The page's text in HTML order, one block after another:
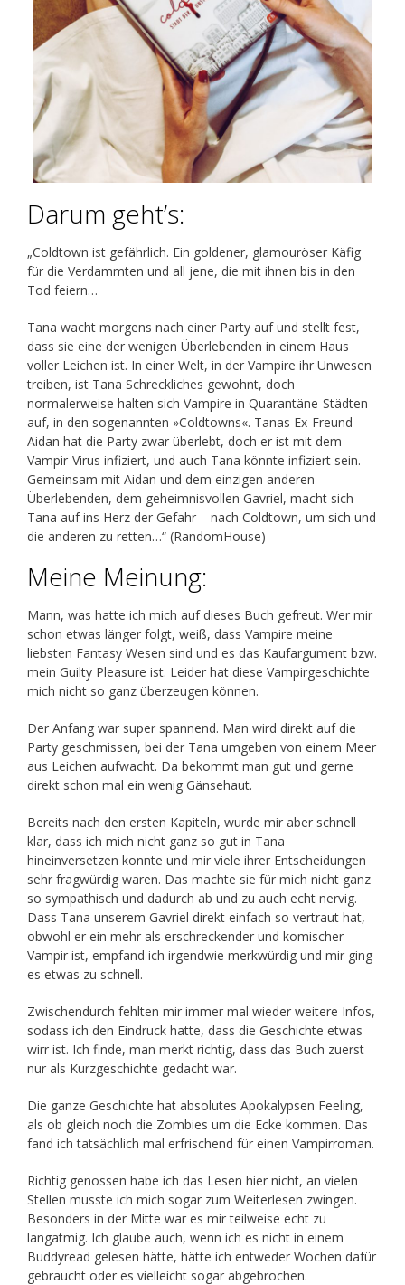
Darum geht’s:
„Coldtown ist gefährlich. Ein goldener, glamouröser Käfig
für die Verdammten und all jene, die mit ihnen bis in den
Tod feiern…
Tana wacht morgens nach einer Party auf und stellt fest,
dass sie eine der wenigen Überlebenden in einem Haus
voller Leichen ist. In einer Welt, in der Vampire ihr Unwesen
treiben, ist Tana Schreckliches gewohnt, doch
normalerweise halten sich Vampire in Quarantäne-Städten
auf, in den sogenannten »Coldtowns«. Tanas Ex-Freund
Aidan hat die Party zwar überlebt, doch er ist mit dem
Vampir-Virus infiziert, und auch Tana könnte infiziert sein.
Gemeinsam mit Aidan und dem einzigen anderen
Überlebenden, dem geheimnisvollen Gavriel, macht sich
Tana auf ins Herz der Gefahr – nach Coldtown, um sich und
die anderen zu retten…“ (RandomHouse)
Meine Meinung:
Mann, was hatte ich mich auf dieses Buch gefreut. Wer mir
schon etwas länger folgt, weiß, dass Vampire meine
liebsten Fantasy Wesen sind und es das Kaufargument bzw.
mein Guilty Pleasure ist. Leider hat diese Vampirgeschichte
mich nicht so ganz überzeugen können.
Der Anfang war super spannend. Man wird direkt auf die
Party geschmissen, bei der Tana umgeben von einem Meer
aus Leichen aufwacht. Da bekommt man gut und gerne
direkt schon mal ein wenig Gänsehaut.
Bereits nach den ersten Kapiteln, wurde mir aber schnell
klar, dass ich mich nicht ganz so gut in Tana
hineinversetzen konnte und mir viele ihrer Entscheidungen
sehr fragwürdig waren. Das machte sie für mich nicht ganz
so sympathisch und dadurch ab und zu auch echt nervig.
Dass Tana unserem Gavriel direkt einfach so vertraut hat,
obwohl er ein mehr als erschreckender und komischer
Vampir ist, empfand ich irgendwie merkwürdig und mir ging
es etwas zu schnell.
Zwischendurch fehlten mir immer mal wieder weitere Infos,
sodass ich den Eindruck hatte, dass die Geschichte etwas
wirr ist. Ich finde, man merkt richtig, dass das Buch zuerst
nur als Kurzgeschichte gedacht war.
Die ganze Geschichte hat absolutes Apokalypsen Feeling,
als ob gleich noch die Zombies um die Ecke kommen. Das
fand ich tatsächlich mal erfrischend für einen Vampirroman.
Richtig genossen habe ich das Lesen hier nicht, an vielen
Stellen musste ich mich sogar zum Weiterlesen zwingen.
Besonders in der Mitte war es mir teilweise echt zu
langatmig. Ich glaube auch, wenn ich es nicht in einem
Buddyread gelesen hätte, hätte ich entweder Wochen dafür
gebraucht oder es vielleicht sogar abgebrochen.